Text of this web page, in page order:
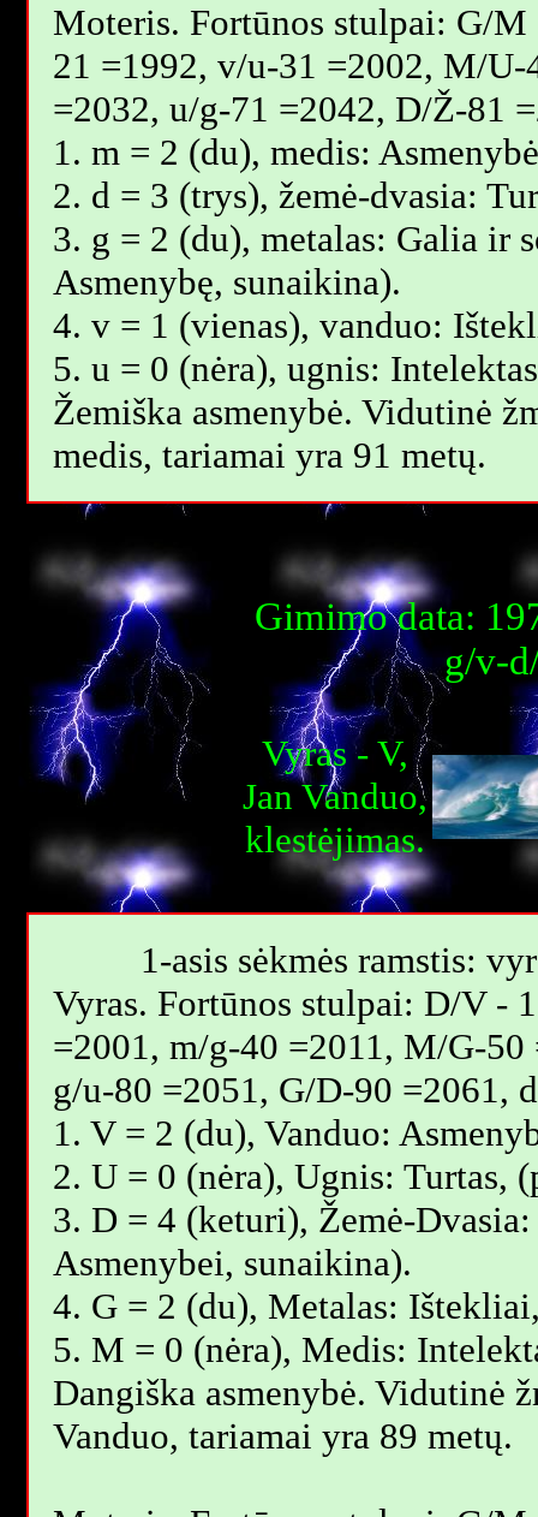
Moteris. Fortūnos stulpai: G/
21 =1992, v/u-31 =2002, M/
=2032, u/g-71 =2042, D/Ž-81
1. m = 2 (du), medis:
2. d = 3 (trys), žemė-dvasia:
3. g = 2 (du), metalas: Galia ir
Asmenybę, sunaikina).
4. v = 1 (vienas), vanduo:
5. u = 0 (nėra), ugnis:
Žemiška asmenybė. Vidutinė
medis, tariamai yra 91 metų.
Gimimo data:
g/v-
Vyras - V,
Jan Vanduo,
klestėjimas.
1-asis sėkmės ramstis:
Vyras. Fortūnos stulpai: D/V -
=2001, m/g-40 =2011, M/G-
g/u-80 =2051, G/D-90 =2061,
1. V = 2 (du), Vanduo:
2. U = 0 (nėra), Ugnis: Turtas,
3. D = 4 (keturi), Žemė-
Asmenybei, sunaikina).
4. G = 2 (du), Metalas:
5. M = 0 (nėra), Medis:
Dangiška asmenybė. Vidutinė
Vanduo, tariamai yra 89 metų.